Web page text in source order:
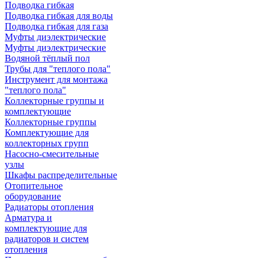
Подводка гибкая
Подводка гибкая для воды
Подводка гибкая для газа
Муфты диэлектрические
Муфты диэлектрические
Водяной тёплый пол
Трубы для "теплого пола"
Инструмент для монтажа
"теплого пола"
Коллекторные группы и
комплектующие
Коллекторные группы
Комплектующие для
коллекторных групп
Насосно-смесительные
узлы
Шкафы распределительные
Отопительное
оборудование
Радиаторы отопления
Арматура и
комплектующие для
радиаторов и систем
отопления